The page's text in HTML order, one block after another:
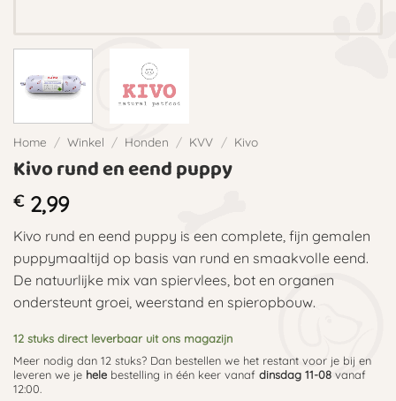
Home / Winkel / Honden / KVV / Kivo
Kivo rund en eend puppy
€2,99
Kivo rund en eend puppy is een complete, fijn gemalen
puppymaaltijd op basis van rund en smaakvolle eend.
De natuurlijke mix van spiervlees, bot en organen
ondersteunt groei, weerstand en spieropbouw.
12 stuks direct leverbaar uit ons magazijn
Meer nodig dan 12 stuks? Dan bestellen we het restant voor je bij en
leveren we je hele bestelling in één keer vanaf dinsdag 11-08 vanaf
12:00.